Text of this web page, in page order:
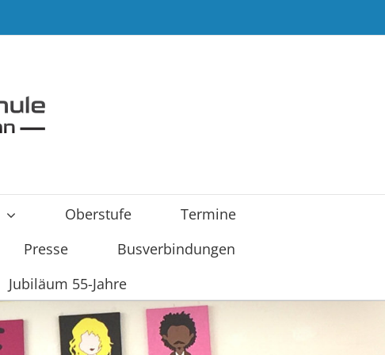
Oberstufe
Termine
Presse
Busverbindungen
Jubiläum 55-Jahre